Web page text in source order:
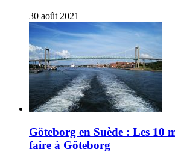
30 août 2021
Göteborg en Suède : Les 10
faire à Göteborg